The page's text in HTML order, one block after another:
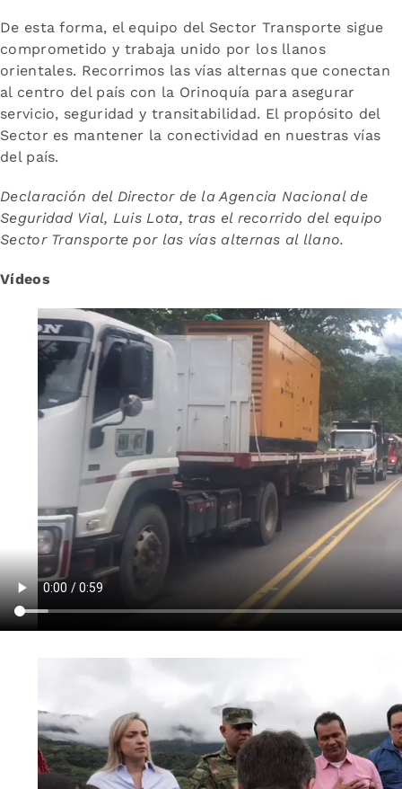
De esta forma, el equipo del Sector Transporte sigue
comprometido y trabaja unido por los llanos
orientales. Recorrimos las vías alternas que conectan
al centro del país con la Orinoquía para asegurar
servicio, seguridad y transitabilidad. El propósito del
Sector es mantener la conectividad en nuestras vías
del país.
Declaración del Director de la Agencia Nacional de
Seguridad Vial, Luis Lota, tras el recorrido del equipo
Sector Transporte por las vías alternas al llano.
Vídeos